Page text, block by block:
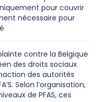
pour couvrir
nécessaire pour
contre la Belgique
des droits sociaux
des autorités
Selon l’organisation,
de PFAS, ces